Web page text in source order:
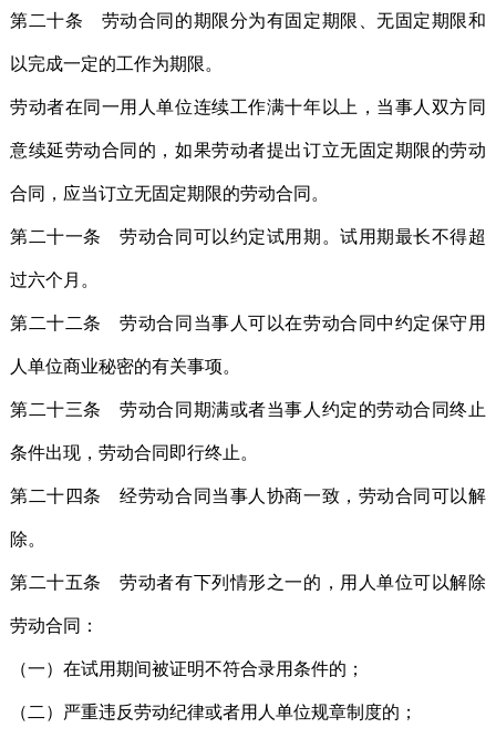
第二十条 劳动合同的期限分为有固定期限、无固定期限和
以完成一定的工作为期限。
劳动者在同一用人单位连续工作满十年以上，当事人双方同
意续延劳动合同的，如果劳动者提出订立无固定期限的劳动
合同，应当订立无固定期限的劳动合同。
第二十一条 劳动合同可以约定试用期。试用期最长不得超
过六个月。
第二十二条 劳动合同当事人可以在劳动合同中约定保守用
人单位商业秘密的有关事项。
第二十三条 劳动合同期满或者当事人约定的劳动合同终止
条件出现，劳动合同即行终止。
第二十四条 经劳动合同当事人协商一致，劳动合同可以解
除。
第二十五条 劳动者有下列情形之一的，用人单位可以解除
劳动合同：
（一）在试用期间被证明不符合录用条件的；
（二）严重违反劳动纪律或者用人单位规章制度的；